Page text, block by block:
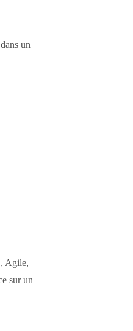
un
Agile,
sur un